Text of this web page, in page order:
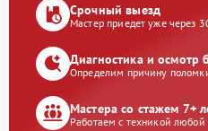
Срочный выезд
Мастер приедет уже через
Диагностика и осмотр
Определим причину
Мастера со стажем 7+
Работаем с техникой любой